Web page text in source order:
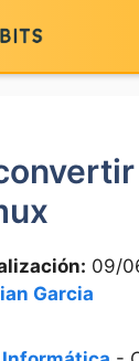
09/
Garcia